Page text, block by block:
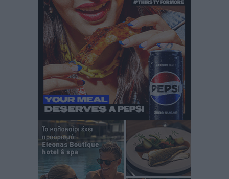
Ειδήσεις• πριν 3 ώρες
Γ. Χατζημάρκος: “Δύο μεγάλες δεσμεύσεις
Γεωργιάδη” – Κίνητρα για τους γιατρούς των νησιών
και συνεργασία Ρόδου με το Αττικόν για το
Ακτινοθεραπευτικό
Τοπικές Ειδήσεις• πριν 3 ώρες
Σούπερ μάρκετ: Διευρύνεται η εθνική πρωτοβουλία
για τις τιμές – Eρχονται νέες συμμετοχές εταιρειών
Ειδήσεις• πριν 3 ώρες
Συνελήφθησαν έξι άτομα για ηχορύπανση από
καταστήματα στο Νότιο Αιγαίο